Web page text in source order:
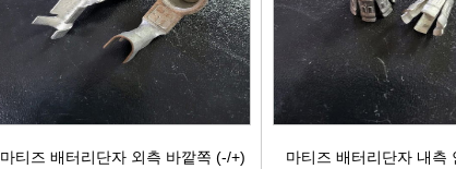
마티즈 배터리단자 외측 바깥쪽 (-/+)
마티즈 배터리단자 내측